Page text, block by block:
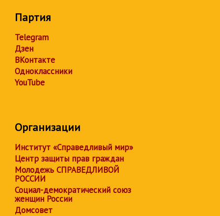
Партия
Telegram
Дзен
ВКонтакте
Одноклассники
YouTube
Организации
Институт «Справедливый мир»
Центр защиты прав граждан
Молодежь СПРАВЕДЛИВОЙ
РОССИИ
Социал-демократический союз
женщин России
Домсовет